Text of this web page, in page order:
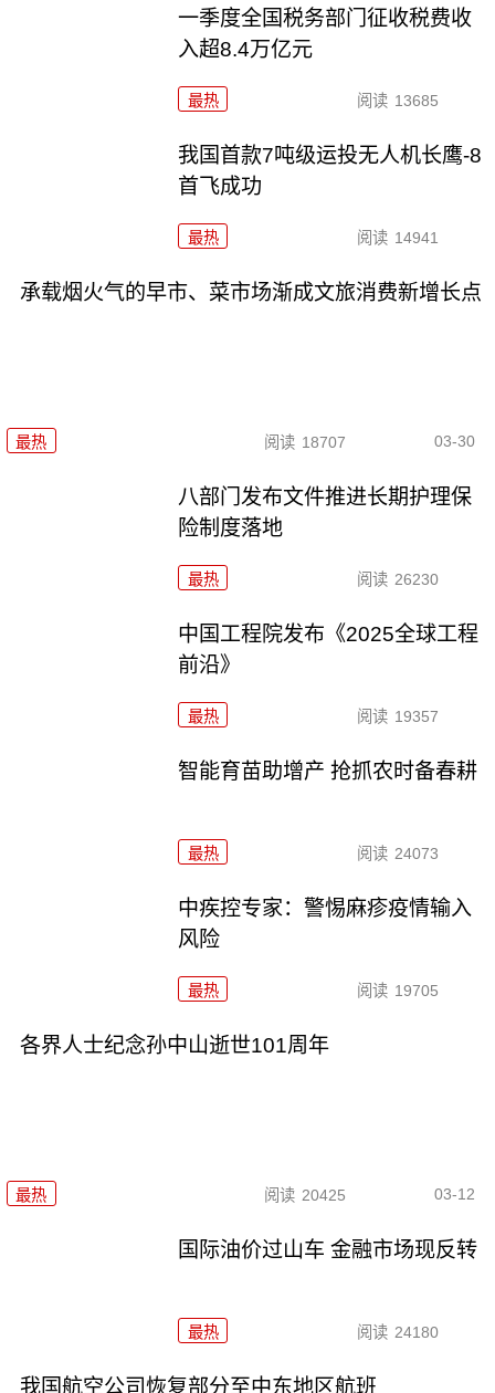
一季度全国税务部门征收税费收
入超8.4万亿元
最热 阅读 13685
我国首款7吨级运投无人机长鹰-8
首飞成功
最热 阅读 14941
承载烟火气的早市、菜市场渐成文旅消费新增长点
最热 阅读 18707 03-30
八部门发布文件推进长期护理保
险制度落地
最热 阅读 26230
中国工程院发布《2025全球工程
前沿》
最热 阅读 19357
智能育苗助增产 抢抓农时备春耕
最热 阅读 24073
中疾控专家：警惕麻疹疫情输入
风险
最热 阅读 19705
各界人士纪念孙中山逝世101周年
最热 阅读 20425 03-12
国际油价过山车 金融市场现反转
最热 阅读 24180
我国航空公司恢复部分至中东地区航班